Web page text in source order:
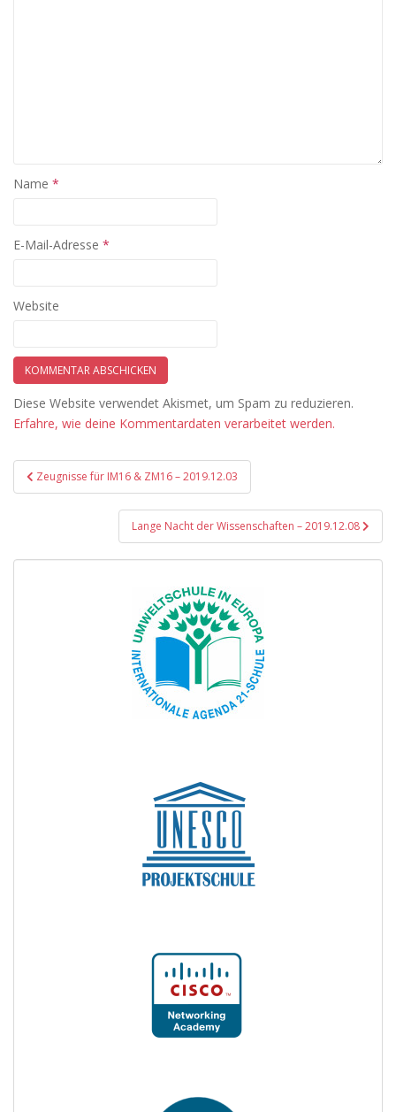
Name *
E-Mail-Adresse *
Website
Diese Website verwendet Akismet, um Spam zu reduzieren.
Erfahre, wie deine Kommentardaten verarbeitet werden.
Beitragsnavigation
Zeugnisse für IM16 & ZM16 – 2019.12.03
Lange Nacht der Wissenschaften – 2019.12.08